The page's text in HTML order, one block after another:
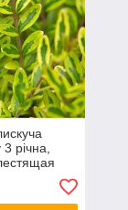
річна,